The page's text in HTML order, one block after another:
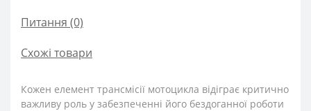
Питання (0)
Схожі товари
Кожен елемент трансмісії мотоцикла відіграє критично
важливу роль у забезпеченні його бездоганної роботи